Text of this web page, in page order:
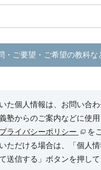
・ご要望・ご希望の教科な
た個人情報は、お問い合
塾からのご案内などに使
プライバシーポリシー
を
ただける場合は、「個人情
送信する」ボタンを押して